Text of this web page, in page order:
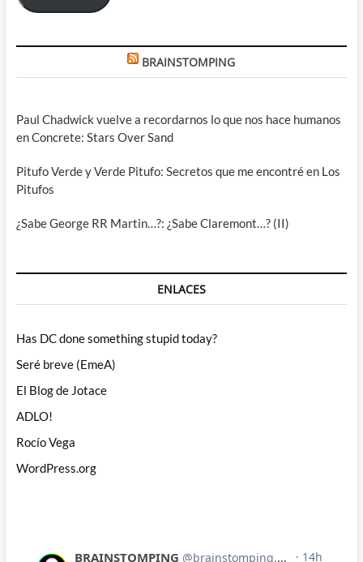
BRAINSTOMPING
Paul Chadwick vuelve a recordarnos lo que nos hace humanos
en Concrete: Stars Over Sand
Pitufo Verde y Verde Pitufo: Secretos que me encontré en Los
Pitufos
¿Sabe George RR Martin…?: ¿Sabe Claremont…? (II)
ENLACES
Has DC done something stupid today?
Seré breve (EmeA)
El Blog de Jotace
ADLO!
Rocío Vega
WordPress.org